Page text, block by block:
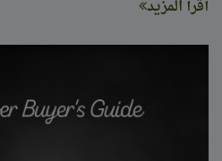
أقرأ المزيد